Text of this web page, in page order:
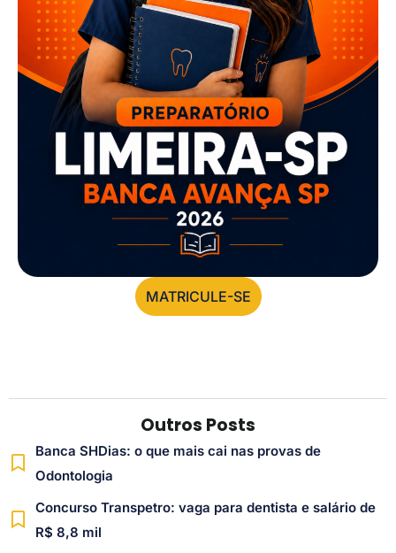
MATRICULE-SE
Outros Posts
Banca SHDias: o que mais cai nas provas de
Odontologia
Concurso Transpetro: vaga para dentista e salário de
R$ 8,8 mil